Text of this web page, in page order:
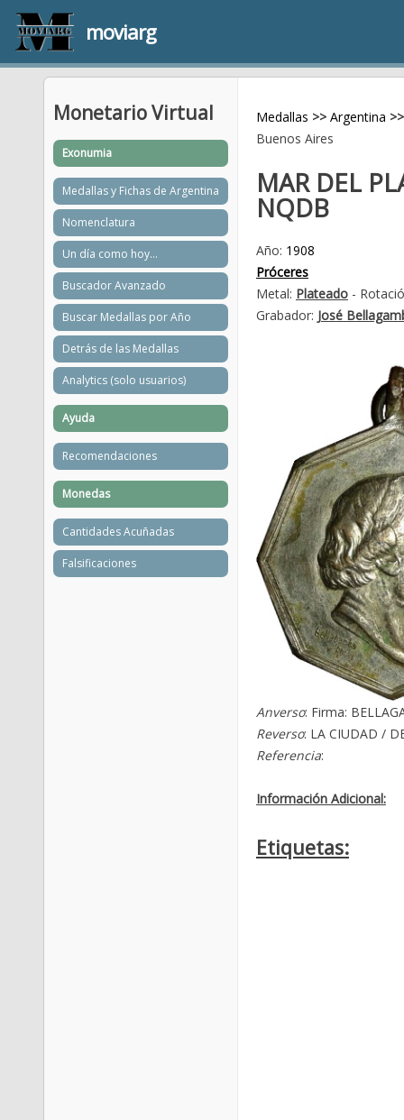
moviarg
Medallas >> Argentina >>
Buenos Aires
MAR DEL
NQDB
Año: 1908
Próceres
Metal: Plateado -
Grabador: José
Anverso: Firma:
Reverso: LA CIUDAD /
Referencia:
Información Adicional:
Etiquetas:
Monetario Virtual
Exonumia
Medallas y Fichas de Argentina
Nomenclatura
Un día como hoy...
Buscador Avanzado
Buscar Medallas por Año
Detrás de las Medallas
Analytics (solo usuarios)
Ayuda
Recomendaciones
Monedas
Cantidades Acuñadas
Falsificaciones